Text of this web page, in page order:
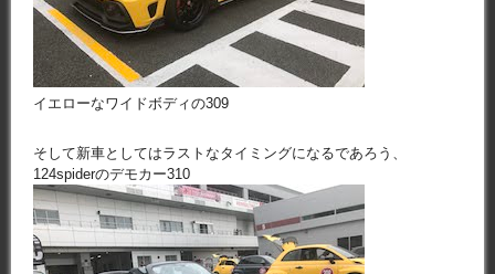
イエローなワイドボディの309
そして新車としてはラストなタイミングになるであろう、
124spiderのデモカー310